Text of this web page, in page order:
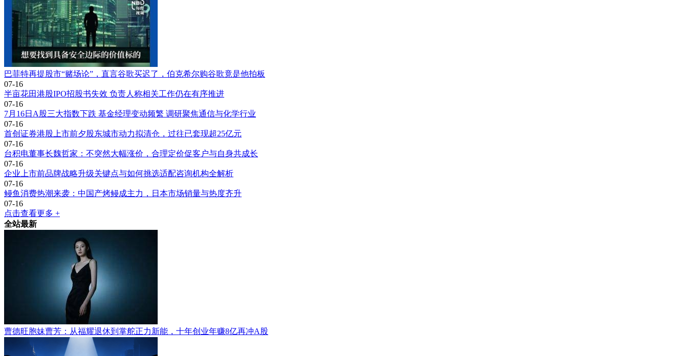
巴菲特再提股市“赌场论”，直言谷歌买迟了，伯克希尔购谷歌竟是他拍板
07-16
半亩花田港股IPO招股书失效 负责人称相关工作仍在有序推进
07-16
7月16日A股三大指数下跌 基金经理变动频繁 调研聚焦通信与化学行业
07-16
首创证券港股上市前夕股东城市动力拟清仓，过往已套现超25亿元
07-16
台积电董事长魏哲家：不突然大幅涨价，合理定价促客户与自身共成长
07-16
企业上市前品牌战略升级关键点与如何挑选适配咨询机构全解析
07-16
鳗鱼消费热潮来袭：中国产烤鳗成主力，日本市场销量与热度齐升
07-16
点击查看更多 +
全站最新
曹德旺胞妹曹芳：从福耀退休到掌舵正力新能，十年创业年赚8亿再冲A股